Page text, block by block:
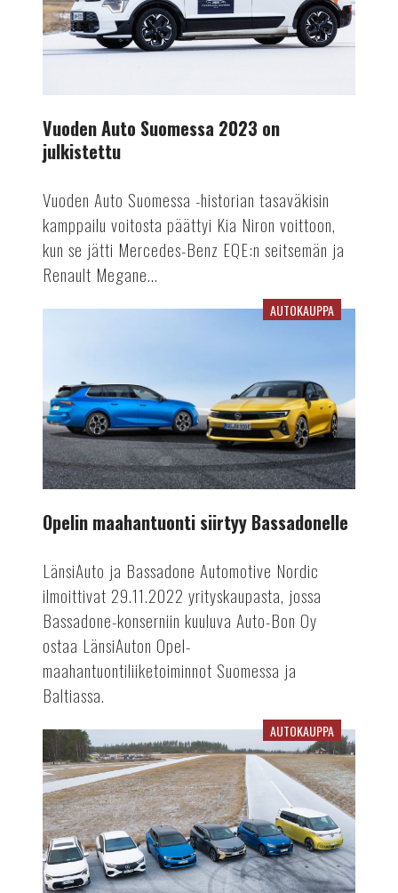
Vuoden Auto Suomessa 2023 on
julkistettu
Vuoden Auto Suomessa -historian tasaväkisin
kamppailu voitosta päättyi Kia Niron voittoon,
kun se jätti Mercedes-Benz EQE:n seitsemän ja
Renault Megane...
Bassadonelle
AUTOKAUPPA
Opelin maahantuonti siirtyy Bassadonelle
LänsiAuto ja Bassadone Automotive Nordic
ilmoittivat 29.11.2022 yrityskaupasta, jossa
Bassadone-konserniin kuuluva Auto-Bon Oy
ostaa LänsiAuton Opel-
maahantuontiliiketoiminnot Suomessa ja
Baltiassa.
Vuoden
Auto
Suomessa
2023
-
finalistit
AUTOKAUPPA